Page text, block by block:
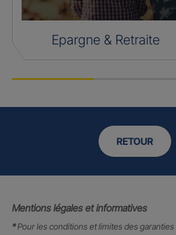
Epargne & Retraite
RETOUR
Mentions légales et informatives
*Pour les conditions et limites des